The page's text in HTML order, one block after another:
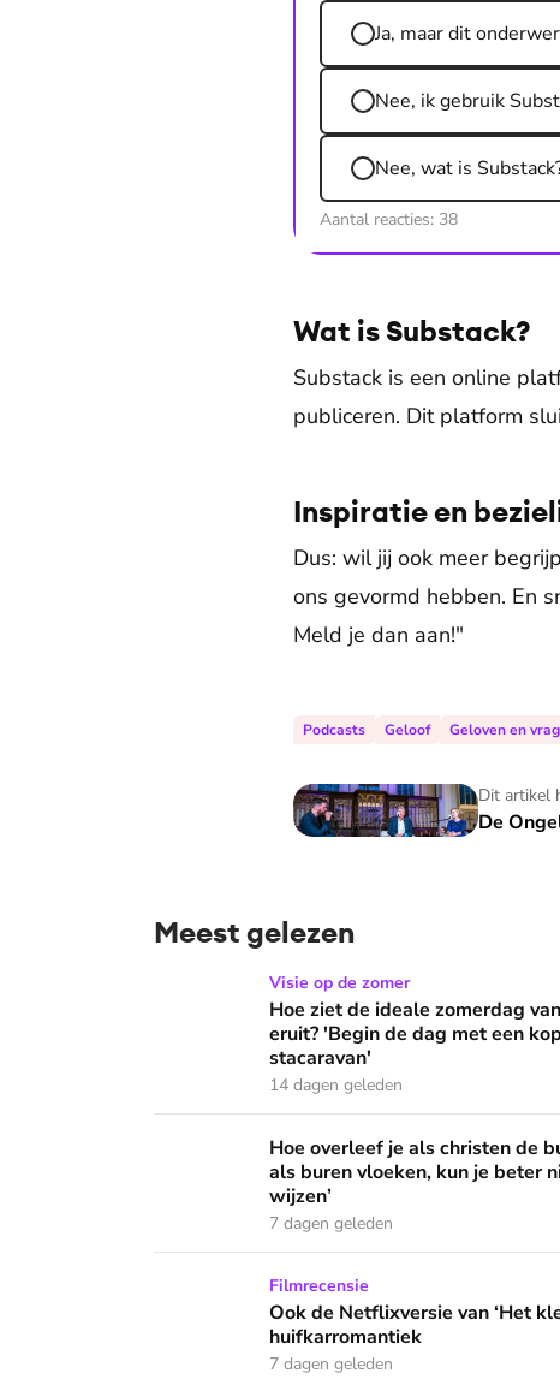
Ja, maar dit
Nee, ik gebruik
Nee, wat is
Aantal reacties: 38
Wat is Substack?
Substack is een online
publiceren. Dit platform
Inspiratie en
Dus: wil jij ook meer
ons gevormd hebben. En
Meld je dan aan!"
Podcasts Geloof Geloven en
Dit artikel
De
De Ongelooflijke Podcast
Meest gelezen
Hoe ziet de ideale zomerdag van Mirjam
Visie op de zomer
Hoe ziet de ideale zomerdag
eruit? 'Begin de dag met een
stacaravan'
14 dagen geleden
Hoe overleef je als christen de
Hoe overleef je als christen de
als buren vloeken, kun je beter
wijzen’
7 dagen geleden
Ook de Netflixversie van ‘Het kleine huis’
Filmrecensie
Ook de Netflixversie van ‘Het
huifkarromantiek
7 dagen geleden